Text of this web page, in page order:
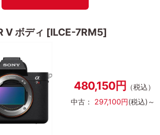
V ボディ [ILCE-7RM5]
480,150円 （税込）
中古： 297,100円(税込)～